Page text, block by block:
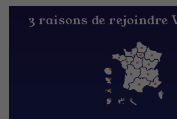
3 raisons de rejoindre